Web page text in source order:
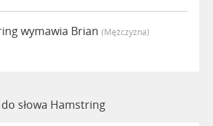
wymawia Brian (mężczyzna)
słowa Hamstring